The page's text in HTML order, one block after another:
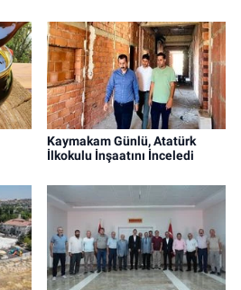
Kaymakam Günlü, Atatürk
İlkokulu İnşaatını İnceledi